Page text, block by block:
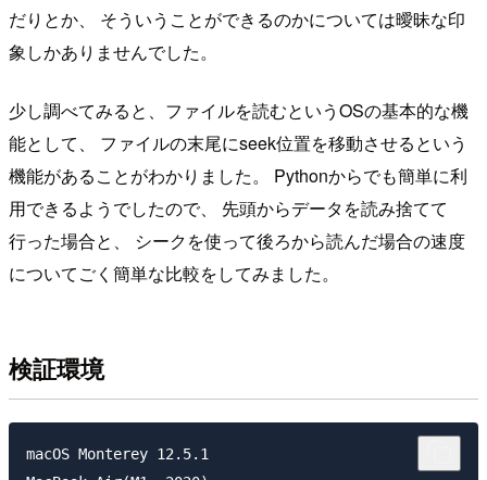
だりとか、 そういうことができるのかについては曖昧な印
象しかありませんでした。
少し調べてみると、ファイルを読むというOSの基本的な機
能として、 ファイルの末尾にseek位置を移動させるという
機能があることがわかりました。 Pythonからでも簡単に利
用できるようでしたので、 先頭からデータを読み捨てて
行った場合と、 シークを使って後ろから読んだ場合の速度
についてごく簡単な比較をしてみました。
検証環境
macOS Monterey 12.5.1